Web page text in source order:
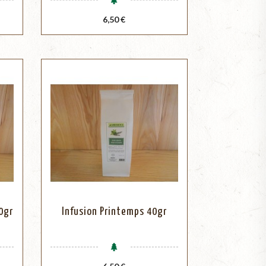
Prix
6,50 €
Infusion Printemps 40gr